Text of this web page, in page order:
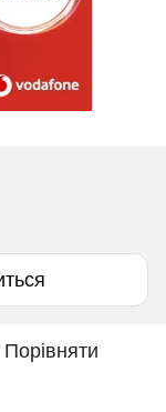
Порівняти